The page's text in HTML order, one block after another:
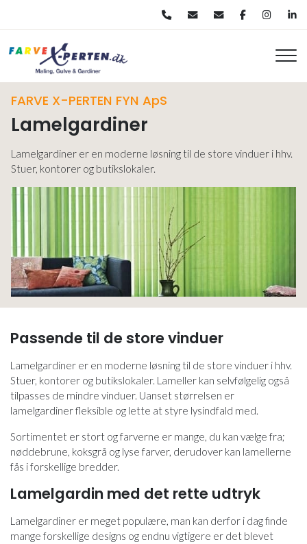
hovedindhold
FARVE X-PERTEN FYN ApS
Lamelgardiner
Lamelgardiner er en moderne løsning til de store vinduer i hhv.
Stuer, kontorer og butikslokaler.
Passende til de store vinduer
Lamelgardiner er en moderne løsning til de store vinduer i hhv.
Stuer, kontorer og butikslokaler. Lameller kan selvfølgelig også
tilpasses de mindre vinduer. Uanset størrelsen er
lamelgardiner fleksible og lette at styre lysindfald med.
Sortimentet er stort og farverne er mange, du kan vælge fra;
nøddebrune, koksgrå og lyse farver, derudover kan lamellerne
fås i forskellige bredder.
Lamelgardin med det rette udtryk
Lamelgardiner er meget populære, man kan derfor i dag finde
mange forskellige designs og endnu vigtigere er det blevet